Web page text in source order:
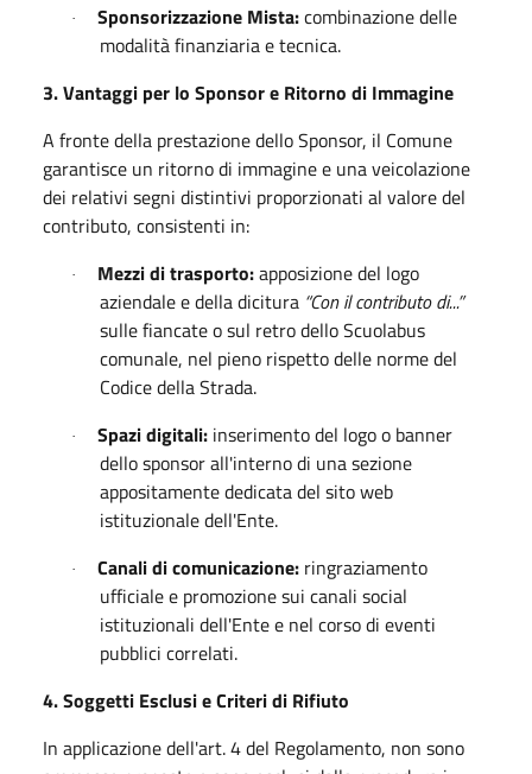
· Sponsorizzazione Mista:combinazione delle
modalità finanziaria e tecnica.
3. Vantaggi per lo Sponsor e Ritorno di Immagine
A fronte della prestazione dello Sponsor, il Comune
garantisce un ritorno di immagine e una veicolazione
dei relativi segni distintivi proporzionati al valore del
contributo, consistenti in:
· Mezzi di trasporto:apposizione del logo
aziendale e della dicitura “Con il contributo di...”
sulle fiancate o sul retro dello Scuolabus
comunale, nel pieno rispetto delle norme del
Codice della Strada.
· Spazi digitali: inserimento del logo o banner
dello sponsor all'interno di una sezione
appositamente dedicata del sito web
istituzionale dell'Ente.
· Canali di comunicazione: ringraziamento
ufficiale e promozione sui canali social
istituzionali dell'Ente e nel corso di eventi
pubblici correlati.
4. Soggetti Esclusi e Criteri di Rifiuto
In applicazione dell'art. 4 del Regolamento, non sono